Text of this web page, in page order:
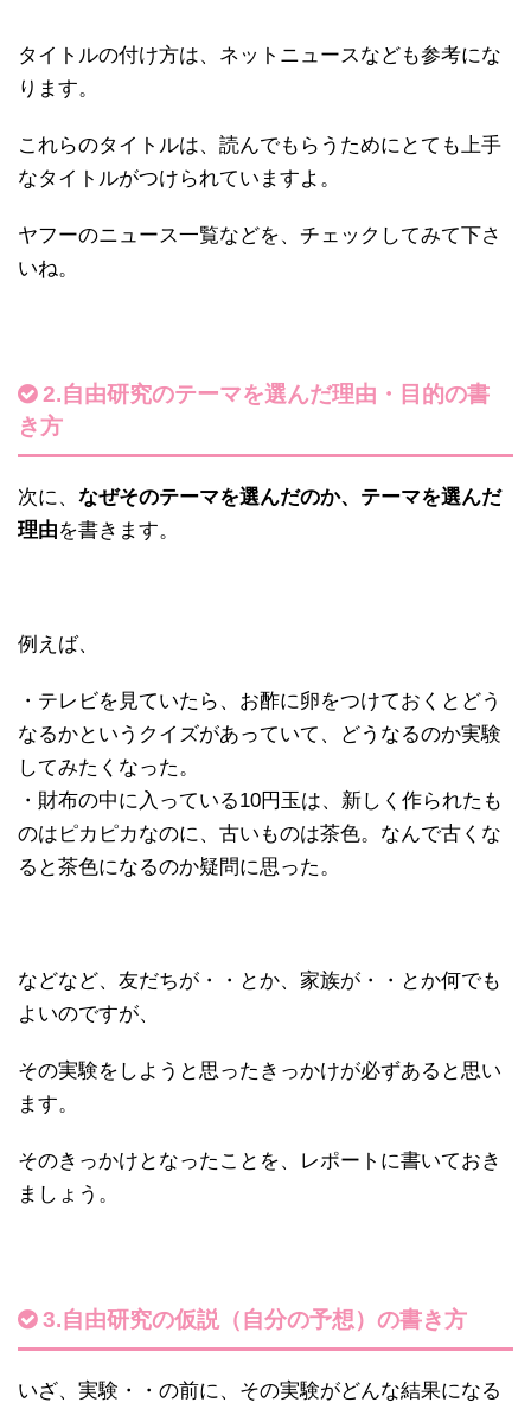
タイトルの付け方は、ネットニュースなども参考にな
ります。
これらのタイトルは、読んでもらうためにとても上手
なタイトルがつけられていますよ。
ヤフーのニュース一覧などを、チェックしてみて下さ
いね。
2.自由研究のテーマを選んだ理由・目的の書
き方
次に、 なぜそのテーマを選んだのか、テーマを選んだ
理由を書きます。
例えば、
・テレビを見ていたら、お酢に卵をつけておくとどう
なるかというクイズがあっていて、どうなるのか実験
してみたくなった。
・財布の中に入っている10円玉は、新しく作られたも
のはピカピカなのに、古いものは茶色。なんで古くな
ると茶色になるのか疑問に思った。
などなど、友だちが・・とか、家族が・・とか何でも
よいのですが、
その実験をしようと思ったきっかけが必ずあると思い
ます。
そのきっかけとなったことを、レポートに書いておき
ましょう。
3.自由研究の仮説（自分の予想）の書き方
いざ、実験・・の前に、その実験がどんな結果になる